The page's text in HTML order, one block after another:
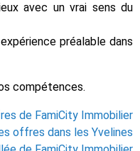
avec un vrai sens du
préalable dans
compétences.
de FamiCity Immobilier
offres dans les Yvelines